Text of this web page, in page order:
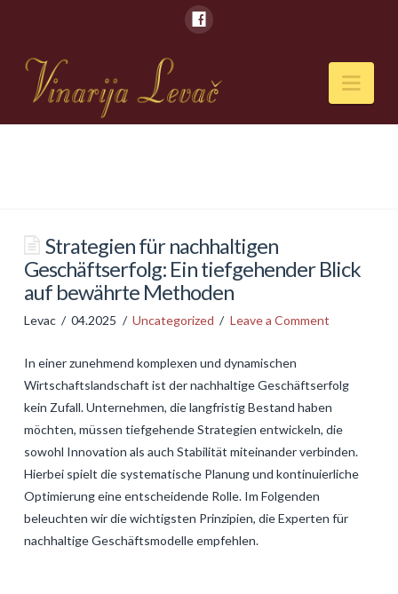
VESTI
PIĆA
GALERIJA
KONTAKT
Strategien für nachhaltigen
Geschäftserfolg: Ein tiefgehender Blick
auf bewährte Methoden
Levac 04.2025 Uncategorized Leave a Comment
In einer zunehmend komplexen und dynamischen
Wirtschaftslandschaft ist der nachhaltige Geschäftserfolg
kein Zufall. Unternehmen, die langfristig Bestand haben
möchten, müssen tiefgehende Strategien entwickeln, die
sowohl Innovation als auch Stabilität miteinander verbinden.
Hierbei spielt die systematische Planung und kontinuierliche
Optimierung eine entscheidende Rolle. Im Folgenden
beleuchten wir die wichtigsten Prinzipien, die Experten für
nachhaltige Geschäftsmodelle empfehlen.